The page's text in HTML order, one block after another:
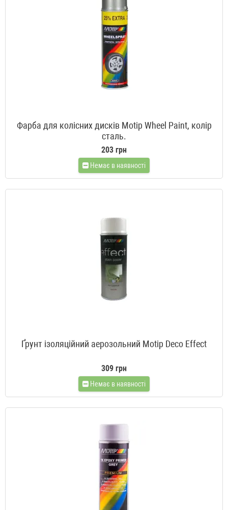
Фарба для колісних дисків Motip Wheel Paint, колір
сталь.
203 грн
Немає в наявності
Ґрунт ізоляційний аерозольний Motip Deco Effect
309 грн
Немає в наявності